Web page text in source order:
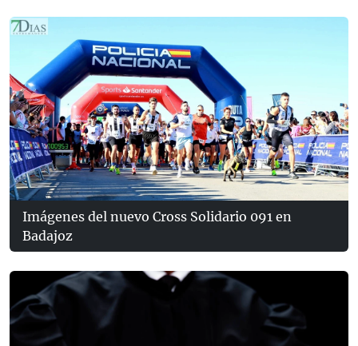
Imágenes del nuevo Cross Solidario 091 en
Badajoz